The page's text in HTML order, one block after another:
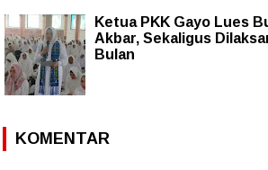
Ketua PKK Gayo Lues
Akbar, Sekaligus
Bulan
KOMENTAR